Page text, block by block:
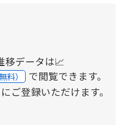
移データは📈
料） で閲覧できます。
ご登録いただけます。